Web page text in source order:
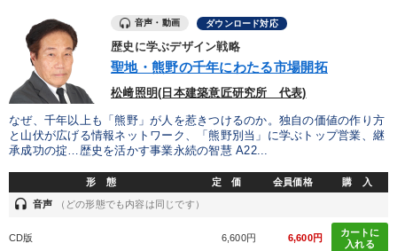
音声・動画 ダウンロード対応
歴史に学ぶデザイン戦略
聖地・熊野の千年にわたる市場開拓
松﨑照明(日本建築意匠研究所 代表)
なぜ、千年以上も「熊野」が人を惹きつけるのか。独自の価値の作り方
と山伏が広げる情報ネットワーク、「熊野別当」に学ぶトップ営業、継
承成功の掟…歴史を活かす事業永続の智慧 A22...
形 態 定 価 会員価格 購 入
headset 音声 （どの形態でも内容は同じです）
CD版 6,600円 6,600円
カートに
入れる